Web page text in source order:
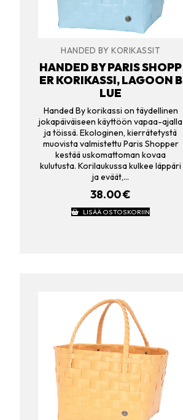
HANDED BY KORIKASSIT
HANDED BY PARIS SHOPP
ER KORIKASSI, LAGOON B
LUE
Handed By korikassi on täydellinen
jokapäiväiseen käyttöön vapaa-ajalla
ja töissä. Ekologinen, kierrätetystä
muovista valmistettu Paris Shopper
kestää uskomattoman kovaa
kulutusta. Korilaukussa kulkee läppäri
ja eväät,…
38.00€
LISÄÄ OSTOSKORIIN